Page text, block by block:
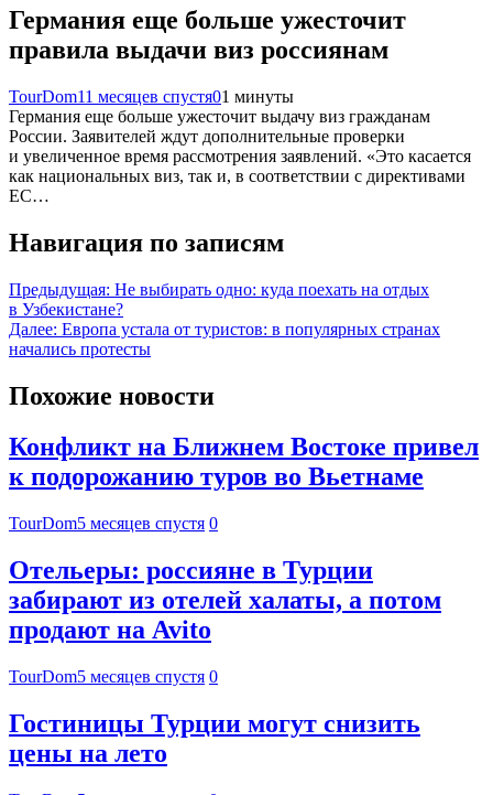
Германия еще больше ужесточит
правила выдачи виз россиянам
TourDom11 месяцев спустя01 минуты
Германия еще больше ужесточит выдачу виз гражданам
России. Заявителей ждут дополнительные проверки
и увеличенное время рассмотрения заявлений. «Это касается
как национальных виз, так и, в соответствии с директивами
ЕС…
Навигация по записям
Предыдущая: Не выбирать одно: куда поехать на отдых
в Узбекистане?
Далее: Европа устала от туристов: в популярных странах
начались протесты
Похожие новости
Конфликт на Ближнем Востоке привел
к подорожанию туров во Вьетнаме
TourDom5 месяцев спустя 0
Отельеры: россияне в Турции
забирают из отелей халаты, а потом
продают на Avito
TourDom5 месяцев спустя 0
Гостиницы Турции могут снизить
цены на лето